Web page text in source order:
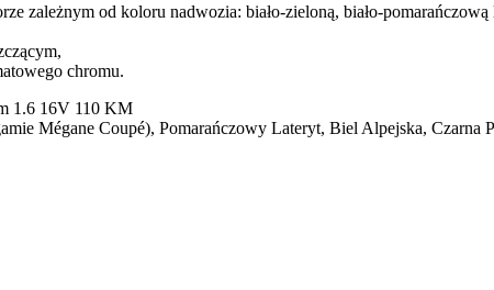
zależnym od koloru nadwozia: biało-zieloną, biało-pomarańczową
chromu.
1.6 16V 110 KM
Mégane Coupé), Pomarańczowy Lateryt, Biel Alpejska, Czarna